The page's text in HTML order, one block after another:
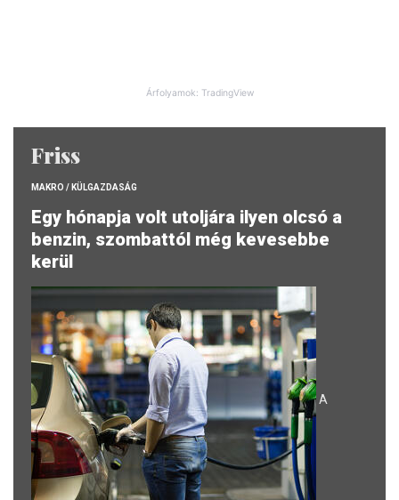
Árfolyamok: TradingView
Friss
MAKRO / KÜLGAZDASÁG
Egy hónapja volt utoljára ilyen olcsó a
benzin, szombattól még kevesebbe
kerül
A